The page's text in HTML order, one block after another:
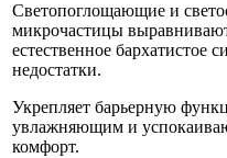
Светопоглощающие и
микрочастицы
естественное бархатистое
недостатки.
Укрепляет барьерную
увлажняющим и
комфорт.